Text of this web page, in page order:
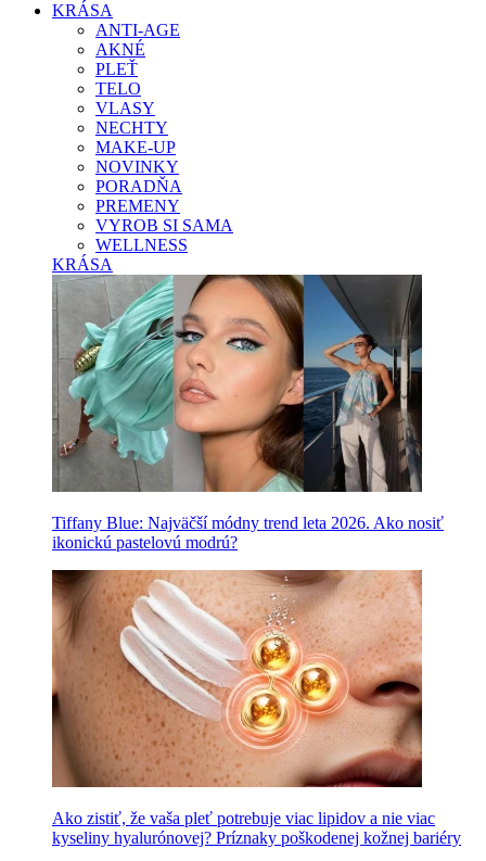
KRÁSA
ANTI-AGE
AKNÉ
PLEŤ
TELO
VLASY
NECHTY
MAKE-UP
NOVINKY
PORADŇA
PREMENY
VYROB SI SAMA
WELLNESS
KRÁSA
Tiffany Blue: Najväčší módny trend leta 2026. Ako nosiť
ikonickú pastelovú modrú?
Ako zistiť, že vaša pleť potrebuje viac lipidov a nie viac
kyseliny hyalurónovej? Príznaky poškodenej kožnej bariéry